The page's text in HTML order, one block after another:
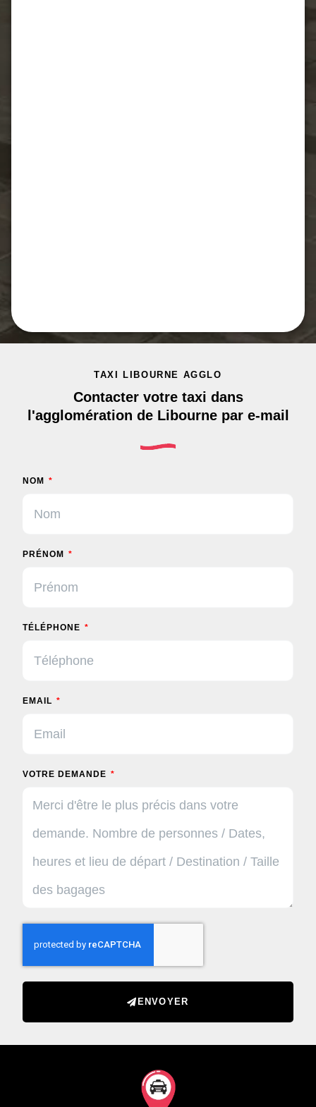
TAXI LIBOURNE AGGLO
Contacter votre taxi dans
l'agglomération de Libourne par e-mail
NOM
PRÉNOM
TÉLÉPHONE
EMAIL
VOTRE DEMANDE
ENVOYER